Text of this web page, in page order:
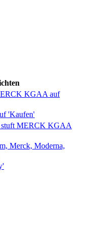
KGAA auf
'Kaufen'
MERCK KGAA
Merck, Moderna,